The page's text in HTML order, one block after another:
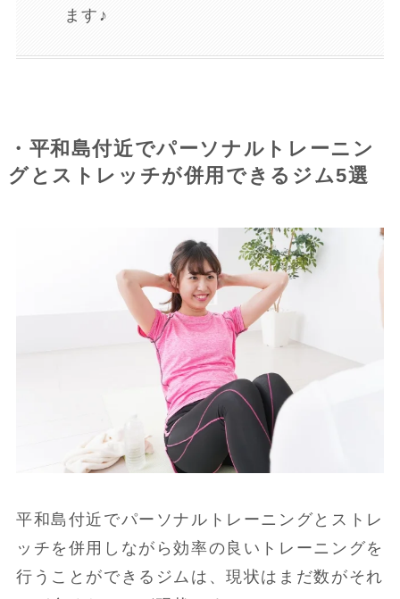
ます♪
・平和島付近でパーソナルトレーニン
グとストレッチが併用できるジム5選
平和島付近でパーソナルトレーニングとストレ
ッチを併用しながら効率の良いトレーニングを
行うことができるジムは、現状はまだ数がそれ